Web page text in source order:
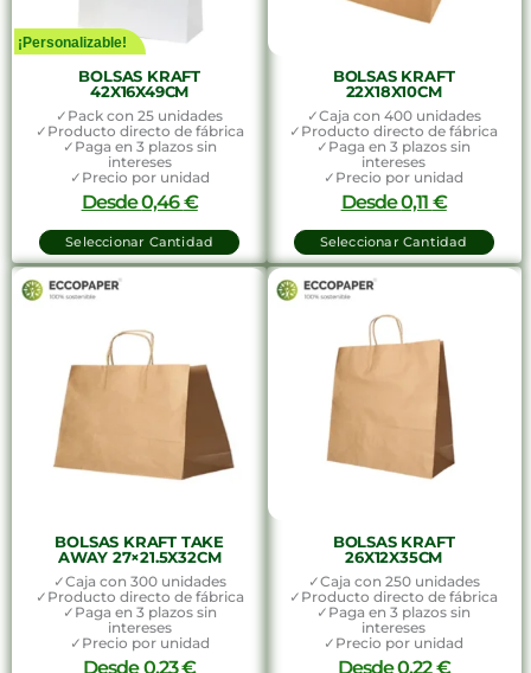
¡Personalizable!
BOLSAS KRAFT
42X16X49CM
✓Pack con 25 unidades
✓Producto directo de fábrica
✓Paga en 3 plazos sin
intereses
✓Precio por unidad
Desde0,46€
Seleccionar Cantidad
BOLSAS KRAFT
22X18X10CM
✓Caja con 400 unidades
✓Producto directo de fábrica
✓Paga en 3 plazos sin
intereses
✓Precio por unidad
Desde0,11 €
Seleccionar Cantidad
BOLSAS KRAFT TAKE
AWAY 27×21.5X32CM
✓Caja con 300 unidades
✓Producto directo de fábrica
✓Paga en 3 plazos sin
intereses
✓Precio por unidad
Desde0,23€
BOLSAS KRAFT
26X12X35CM
✓Caja con 250 unidades
✓Producto directo de fábrica
✓Paga en 3 plazos sin
intereses
✓Precio por unidad
Desde0,22€